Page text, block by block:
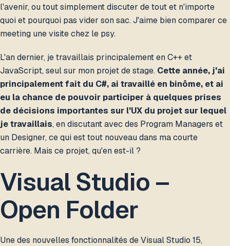
l'avenir, ou tout simplement discuter de tout et n'importe
quoi et pourquoi pas vider son sac. J'aime bien comparer ce
meeting une visite chez le psy.
L'an dernier, je travaillais principalement en C++ et
JavaScript, seul sur mon projet de stage. Cette année, j'ai
principalement fait du C#, ai travaillé en binôme, et ai
eu la chance de pouvoir participer à quelques prises
de décisions importantes sur l'UX du projet sur lequel
je travaillais, en discutant avec des Program Managers et
un Designer, ce qui est tout nouveau dans ma courte
carrière. Mais ce projet, qu'en est-il ?
Visual Studio –
Open Folder
Une des nouvelles fonctionnalités de Visual Studio 15,